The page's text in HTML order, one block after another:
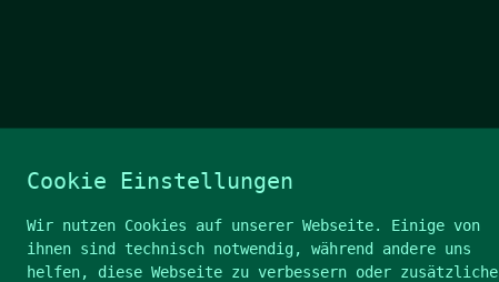
Cookie Einstellungen
Wir nutzen Cookies auf unserer Webseite. Einige von
ihnen sind technisch notwendig, während andere uns
helfen, diese Webseite zu verbessern oder zusätzliche